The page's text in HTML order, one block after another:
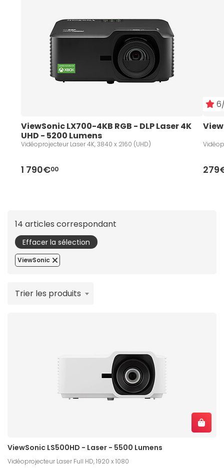
ViewSonic LX700-4KB RGB - DLP Laser 4K
UHD - 5200 Lumens
Vidéoprojecteur Laser 4K, 3840 x 2160 (UHD)
1 790€00
14 articles correspondant
Effacer la sélection
ViewSonic
Trier les produits
ViewSonic LS500HD - Laser - 5500 Lumens
Vidéoprojecteur Laser Full HD, 1920 x 1080